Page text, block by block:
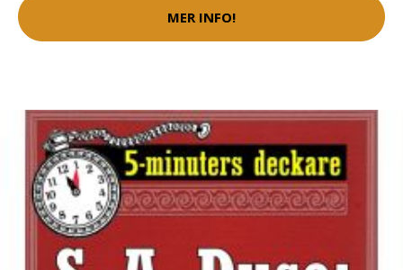
MER INFO!